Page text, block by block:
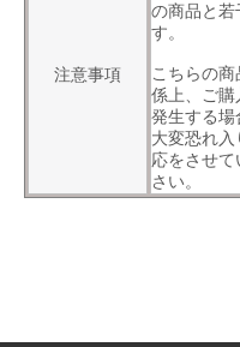
注意事項
の商品と若
す。
こちらの
係上、ご購
発生する場
大変恐れ
応をさせ
さい。